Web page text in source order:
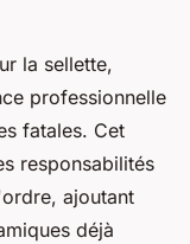
la sellette,
professionnelle
fatales. Cet
responsabilités
ajoutant
déjà